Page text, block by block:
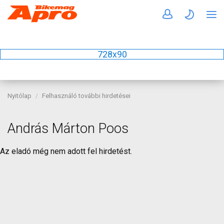
728x90
Nyitólap Felhasználó további hirdetései
András Márton Poos
Az eladó még nem adott fel hirdetést.